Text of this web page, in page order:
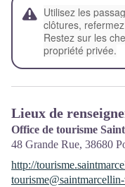
Utilisez les
clôtures,
Restez sur les
propriété privée.
Lieux de
Office de tourisme
48 Grande Rue, 38680
http://